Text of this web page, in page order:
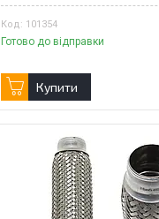
101354
Готово до відправки
Купити